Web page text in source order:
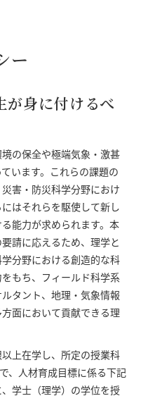
ー
が身に付けるべ
の保全や極端気象・激甚
います。これらの課題の
害・防災科学分野におけ
はそれらを駆使して新し
能力が求められます。本
請に応えるため、理学と
分野における創造的な科
もち、フィールド科学系
タント、地理・気象情報
面において貢献できる理
上在学し、所定の授業科
、人材育成目標に係る下記
学士（理学）の学位を授